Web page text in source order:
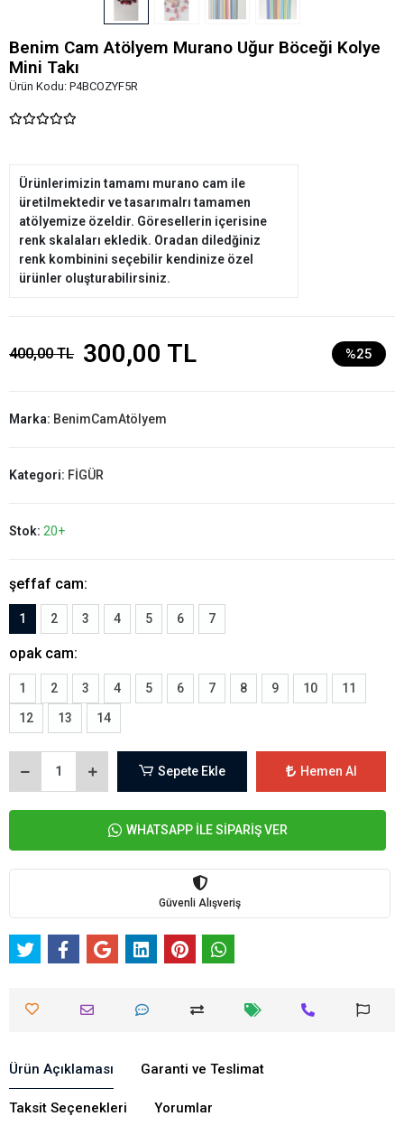
Benim Cam Atölyem Murano Uğur Böceği Kolye
Mini Takı
Ürün Kodu: P4BCOZYF5R
Ürünlerimizin tamamı murano cam ile
üretilmektedir ve tasarımalrı tamamen
atölyemize özeldir. Göresellerin içerisine
renk skalaları ekledik. Oradan diledğiniz
renk kombinini seçebilir kendinize özel
ürünler oluşturabilirsiniz.
400,00 TL 300,00 TL %25
Marka: BenimCamAtölyem
Kategori: FİGÜR
Stok: 20+
şeffaf cam:
1 2 3 4 5 6 7
opak cam:
1 2 3 4 5 6 7 8 9 10 11
12 13 14
Sepete Ekle Hemen Al
WHATSAPP İLE SİPARİŞ VER
Güvenli Alışveriş
Ürün Açıklaması Garanti ve Teslimat
Taksit Seçenekleri Yorumlar